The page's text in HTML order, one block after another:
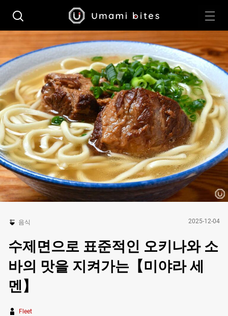
음식 2025-12-04
수제면으로 표준적인 오키나와 소
바의 맛을 지켜가는【미야라 세
멘】
Fleet